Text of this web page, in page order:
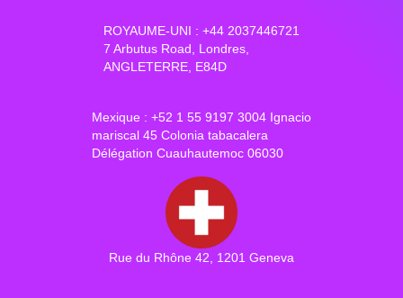
ROYAUME-UNI : +44 2037446721
7 Arbutus Road, Londres,
ANGLETERRE, E84D
Mexique : +52 1 55 9197 3004 Ignacio
mariscal 45 Colonia tabacalera
Délégation Cuauhautemoc 06030
Rue du Rhône 42, 1201 Geneva